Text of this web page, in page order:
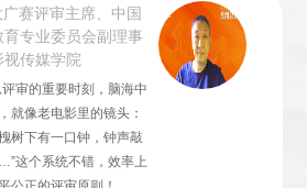
广赛评审主席、中国
专业委员会副理事
传媒学院
审的重要时刻，脑海中
就像老电影里的镜头：
树下有一口钟，钟声敲
这个系统不错，效率上